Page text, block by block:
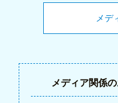
メデ
メディア関係